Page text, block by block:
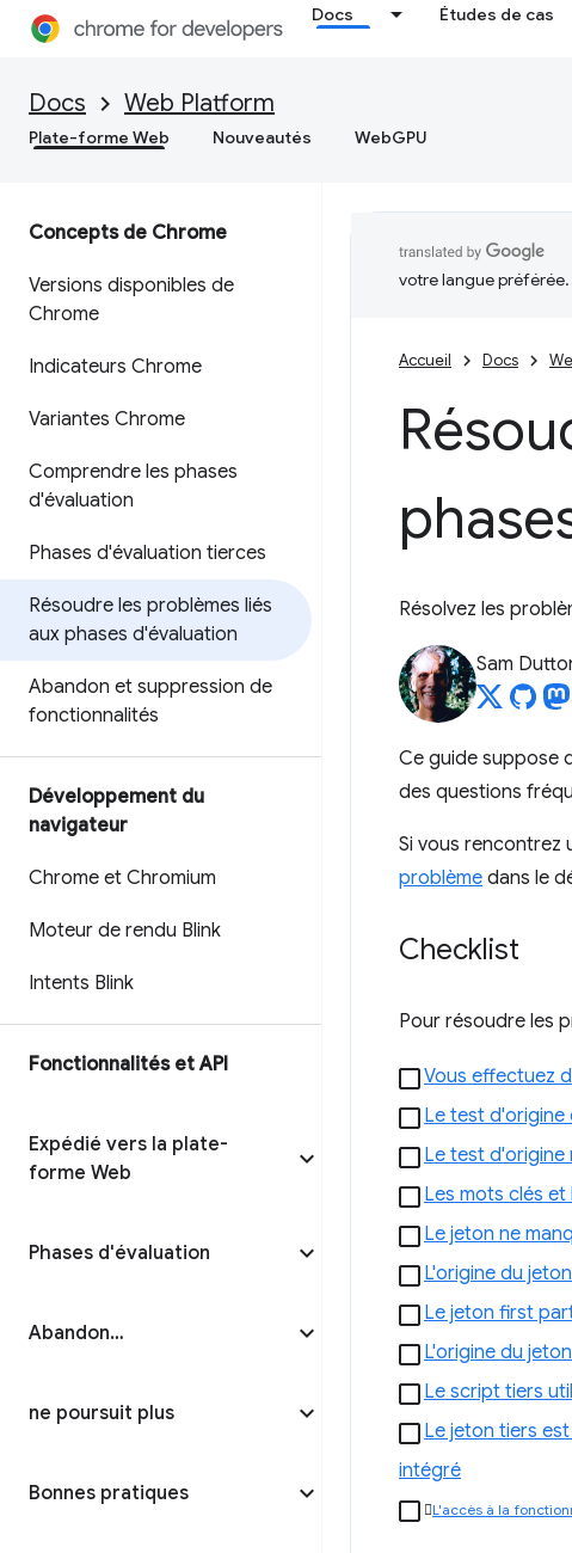
Docs Études de cas
Docs Web Platform
Plate-forme Web Nouveautés WebGPU
Concepts de Chrome
Versions disponibles de
Chrome
Indicateurs Chrome
Variantes Chrome
Comprendre les phases
d'évaluation
Phases d'évaluation tierces
Résoudre les problèmes liés
aux phases d'évaluation
Abandon et suppression de
fonctionnalités
Développement du
navigateur
Chrome et Chromium
Moteur de rendu Blink
Intents Blink
Fonctionnalités et API
Expédié vers la plate-
forme Web
Phases d'évaluation
Abandon…
ne poursuit plus
Bonnes pratiques
votre langue
Accueil Docs
Résolvez les
Sam
Ce guide suppose
des questions
Si vous rencontrez
problème dans le
Checklist
Pour résoudre les
Vous effectuez
Le test d'origine
Le test d'origine
Les mots clés
Le jeton ne
L'origine du
Le jeton first
L'origine du
Le script tiers
Le jeton tiers
intégré
L'accès à la